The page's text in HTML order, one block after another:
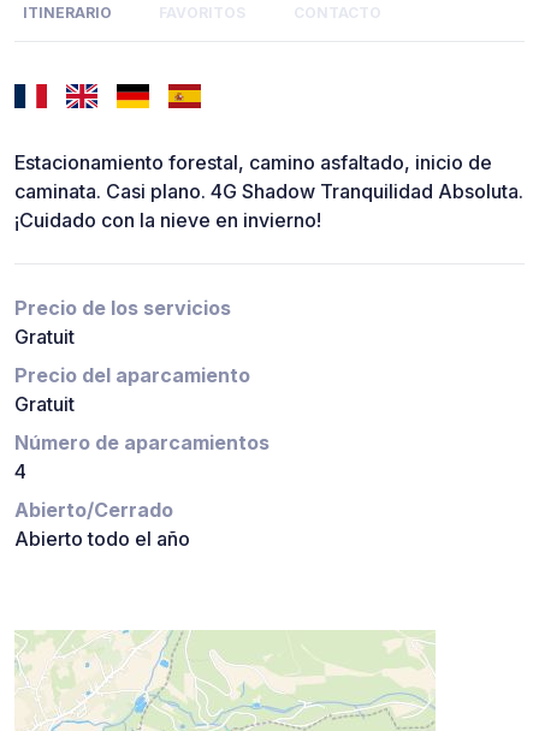
ITINERARIO FAVORITOS CONTACTO
Estacionamiento forestal, camino asfaltado, inicio de
caminata. Casi plano. 4G Shadow Tranquilidad Absoluta.
¡Cuidado con la nieve en invierno!
Precio de los servicios
Gratuit
Precio del aparcamiento
Gratuit
Número de aparcamientos
4
Abierto/Cerrado
Abierto todo el año